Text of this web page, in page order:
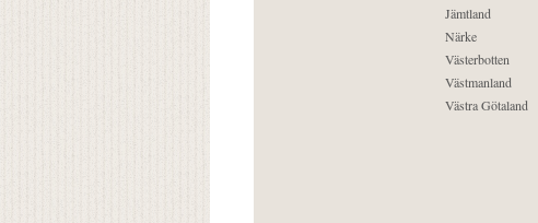
Jämtland
Närke
Västerbotten
Västmanland
Västra Götaland